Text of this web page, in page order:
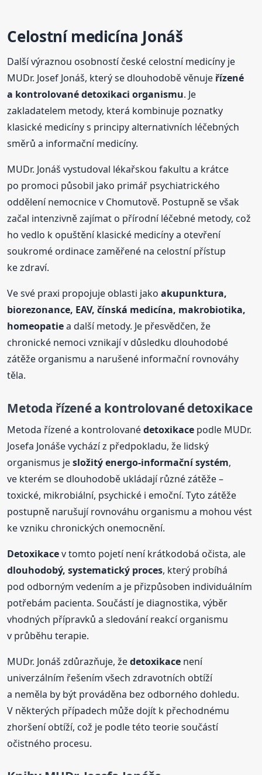
Celostní medicína Jonáš
Další výraznou osobností české celostní medicíny je
MUDr. Josef Jonáš, který se dlouhodobě věnujeřízené
a kontrolované detoxikaci organismu. Je
zakladatelem metody, která kombinuje poznatky
klasické medicíny s principy alternativních léčebných
směrů a informační medicíny.
MUDr. Jonáš vystudoval lékařskou fakultu a krátce
po promoci působil jako primář psychiatrického
oddělení nemocnice v Chomutově. Postupně se však
začal intenzivně zajímat o přírodní léčebné metody, což
ho vedlo k opuštění klasické medicíny a otevření
soukromé ordinace zaměřené na celostní přístup
ke zdraví.
Ve své praxi propojuje oblasti jakoakupunktura,
biorezonance, EAV, čínská medicína, makrobiotika,
homeopatiea další metody. Je přesvědčen, že
chronické nemoci vznikají v důsledku dlouhodobé
zátěže organismu a narušené informační rovnováhy
těla.
Metoda řízené a kontrolovanédetoxikace
Metoda řízené a kontrolovanédetoxikace podle MUDr.
Josefa Jonáše vychází z předpokladu, že lidský
organismus jesložitý energo-informační systém,
ve kterém se dlouhodobě ukládají různé zátěže –
toxické, mikrobiální, psychické i emoční. Tyto zátěže
postupně narušují rovnováhu organismu a mohou vést
ke vzniku chronických onemocnění.
Detoxikacev tomto pojetí není krátkodobá očista, ale
dlouhodobý, systematický proces, který probíhá
pod odborným vedením a je přizpůsoben individuálním
potřebám pacienta. Součástí je diagnostika, výběr
vhodných přípravků a sledování reakcí organismu
v průběhu terapie.
MUDr. Jonáš zdůrazňuje, žedetoxikace není
univerzálním řešením všech zdravotních obtíží
a neměla by být prováděna bez odborného dohledu.
V některých případech může dojít k přechodnému
zhoršení obtíží, což je podle této teorie součástí
očistného procesu.